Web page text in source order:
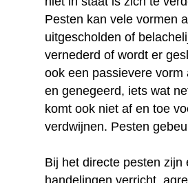
Pesten kan vele vormen
uitgescholden of
vernederd of wordt er
ook een passievere
en genegeerd, iets wat
komt ook niet af en toe
verdwijnen. Pesten
Bij het directe pesten
handelingen verricht,